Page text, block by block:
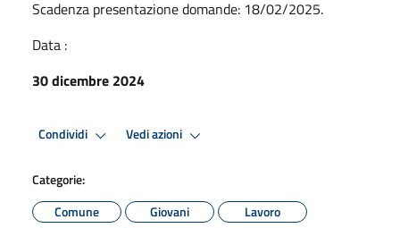
Scadenza presentazione domande: 18/02/2025.
Data :
30 dicembre 2024
Condividi Vedi azioni
Categorie:
Comune
Giovani
Lavoro